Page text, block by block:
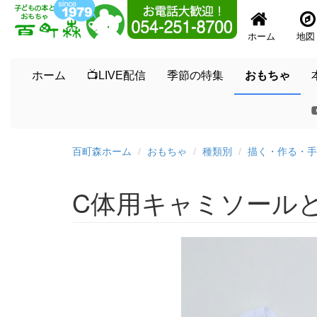
ホーム 地図
ホーム 📺LIVE配信 季節の特集 おもちゃ
百町森ホーム おもちゃ 種類別 描く・作る・
C体用キャミソール